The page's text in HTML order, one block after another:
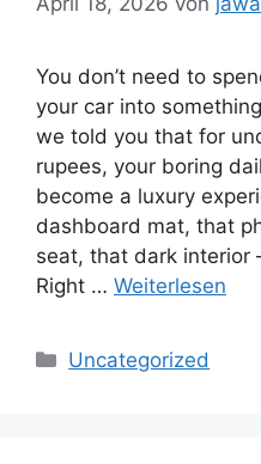
You don’t need to
your car into
we told you that for
rupees, your boring
become a luxury
dashboard mat, that
seat, that dark
Right … Weiterlesen
Kategorien
Uncategorized